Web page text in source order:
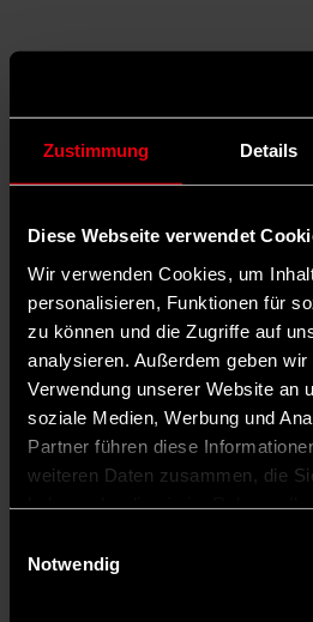
Zustimmung Details
Diese Webseite verwendet
Wir verwenden Cookies, um
personalisieren, Funktionen für
zu können und die Zugriffe auf
analysieren. Außerdem geben
Verwendung unserer Website an
soziale Medien, Werbung und
Partner führen diese
weiteren Daten zusammen, die
Notwendig